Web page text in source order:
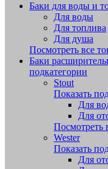
Баки для воды и
Для воды
Для топлива
Для душа
Посмотреть все
Баки
подкатегории
Stout
Показать
Для
Для
Посмотреть
Wester
Показать
Для